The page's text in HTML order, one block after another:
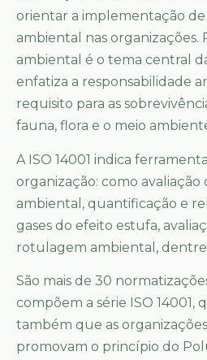
orientar a implementação de
ambiental nas organizações.
ambiental é o tema central
enfatiza a responsabilidade
requisito para as
fauna, flora e o meio
A ISO 14001 indica
organização: como
ambiental, quantificação e
gases do efeito estufa,
rotulagem ambiental,
São mais de 30
compõem a série ISO 14001,
também que as
promovam o princípio do